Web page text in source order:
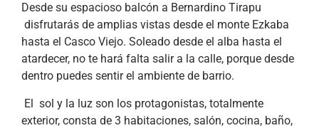
Desde su espacioso balcón a Bernardino Tirapu
disfrutarás de amplias vistas desde el monte Ezkaba
hasta el Casco Viejo. Soleado desde el alba hasta el
atardecer, no te hará falta salir a la calle, porque desde
dentro puedes sentir el ambiente de barrio.
El sol y la luz son los protagonistas, totalmente
exterior, consta de 3 habitaciones, salón, cocina, baño,